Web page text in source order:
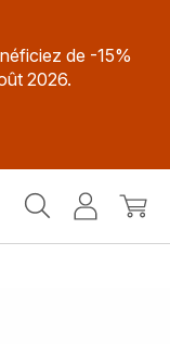
de -15%
2026.
MonMon